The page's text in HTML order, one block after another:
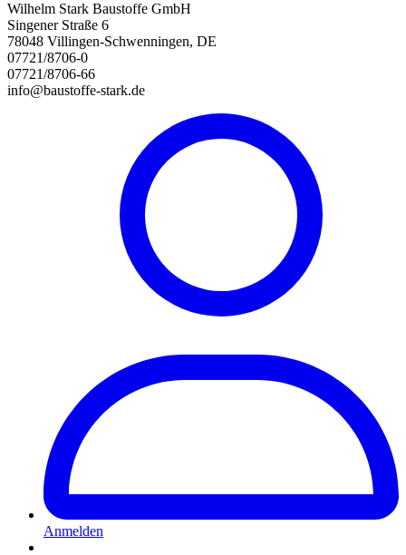
Wilhelm Stark Baustoffe GmbH
Singener Straße 6
78048 Villingen-Schwenningen, DE
07721/8706-0
07721/8706-66
info@baustoffe-stark.de
Anmelden